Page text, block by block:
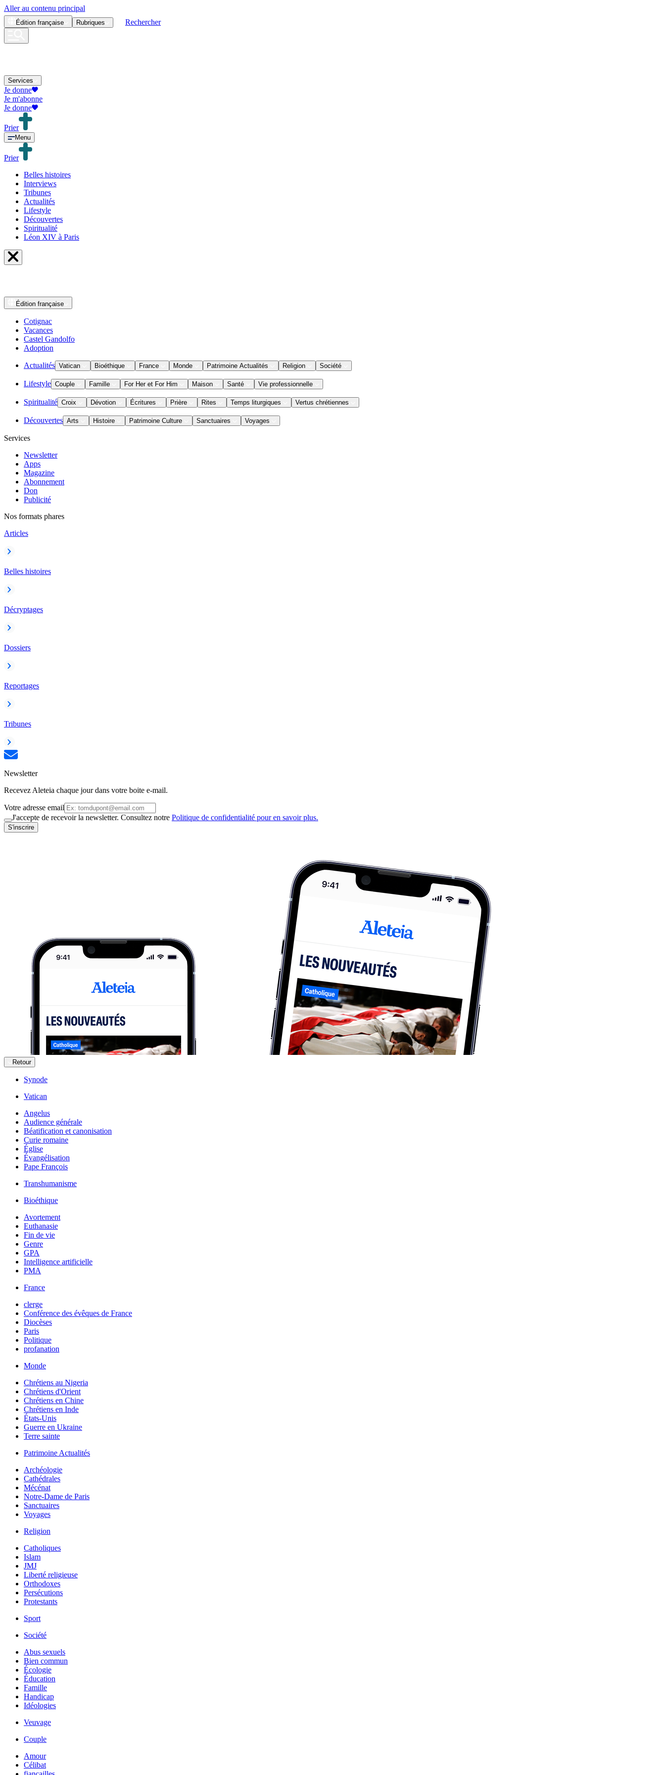
Aller au contenu principal
Édition française Rubriques Rechercher
Services
Je donne
Je m'abonne
Je donne
Prier
Menu
Prier
Belles histoires
Interviews
Tribunes
Actualités
Lifestyle
Découvertes
Spiritualité
Léon XIV à Paris
Édition française
Cotignac
Vacances
Castel Gandolfo
Adoption
Actualités Vatican Bioéthique France Monde Patrimoine Actualités Religion Société
Lifestyle Couple Famille For Her et For Him Maison Santé Vie professionnelle
Spiritualité Croix Dévotion Écritures Prière Rites Temps liturgiques Vertus chrétiennes
Découvertes Arts Histoire Patrimoine Culture Sanctuaires Voyages
Services
Newsletter
Apps
Magazine
Abonnement
Don
Publicité
Nos formats phares
Articles
Belles histoires
Décryptages
Dossiers
Reportages
Tribunes
Newsletter
Recevez Aleteia chaque jour dans votre boite e-mail.
Votre adresse email
J'accepte de recevoir la newsletter. Consultez notre Politique de confidentialité pour en savoir plus.
S'inscrire
Retour
Synode
Vatican
Angelus
Audience générale
Béatification et canonisation
Curie romaine
Église
Évangélisation
Pape François
Transhumanisme
Bioéthique
Avortement
Euthanasie
Fin de vie
Genre
GPA
Intelligence artificielle
PMA
France
clerge
Conférence des évêques de France
Diocèses
Paris
Politique
profanation
Monde
Chrétiens au Nigeria
Chrétiens d'Orient
Chrétiens en Chine
Chrétiens en Inde
États-Unis
Guerre en Ukraine
Terre sainte
Patrimoine Actualités
Archéologie
Cathédrales
Mécénat
Notre-Dame de Paris
Sanctuaires
Voyages
Religion
Catholiques
Islam
JMJ
Liberté religieuse
Orthodoxes
Persécutions
Protestants
Sport
Société
Abus sexuels
Bien commun
Écologie
Éducation
Famille
Handicap
Idéologies
Veuvage
Couple
Amour
Célibat